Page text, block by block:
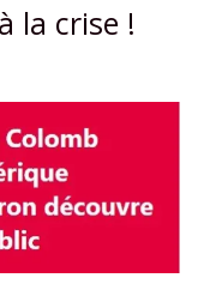
la crise !